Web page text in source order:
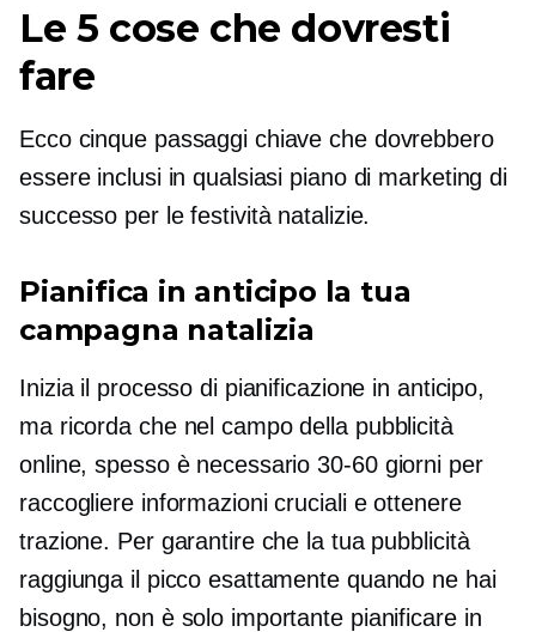
Le 5 cose che dovresti
fare
Ecco cinque passaggi chiave che dovrebbero
essere inclusi in qualsiasi piano di marketing di
successo per le festività natalizie.
Pianifica in anticipo la tua
campagna natalizia
Inizia il processo di pianificazione in anticipo,
ma ricorda che nel campo della pubblicità
online, spesso è necessario30-60giorni per
raccogliere informazioni cruciali e ottenere
trazione. Per garantire che la tua pubblicità
raggiunga il picco esattamente quando ne hai
bisogno, non è solo importante pianificare in